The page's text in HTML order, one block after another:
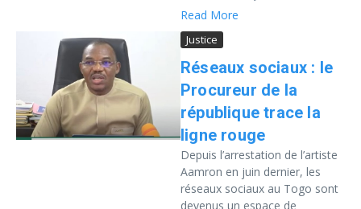
Read More
Justice
Réseaux sociaux : le
Procureur de la
république trace la
ligne rouge
Depuis l’arrestation de l’artiste
Aamron en juin dernier, les
réseaux sociaux au Togo sont
devenus un espace de